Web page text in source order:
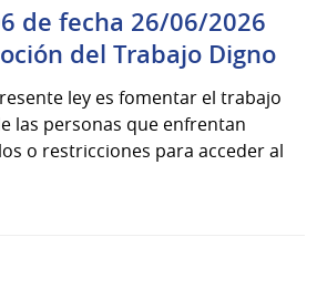
de fecha 26/06/2026
del Trabajo Digno
ley es fomentar el trabajo
las personas que enfrentan
o restricciones para acceder al